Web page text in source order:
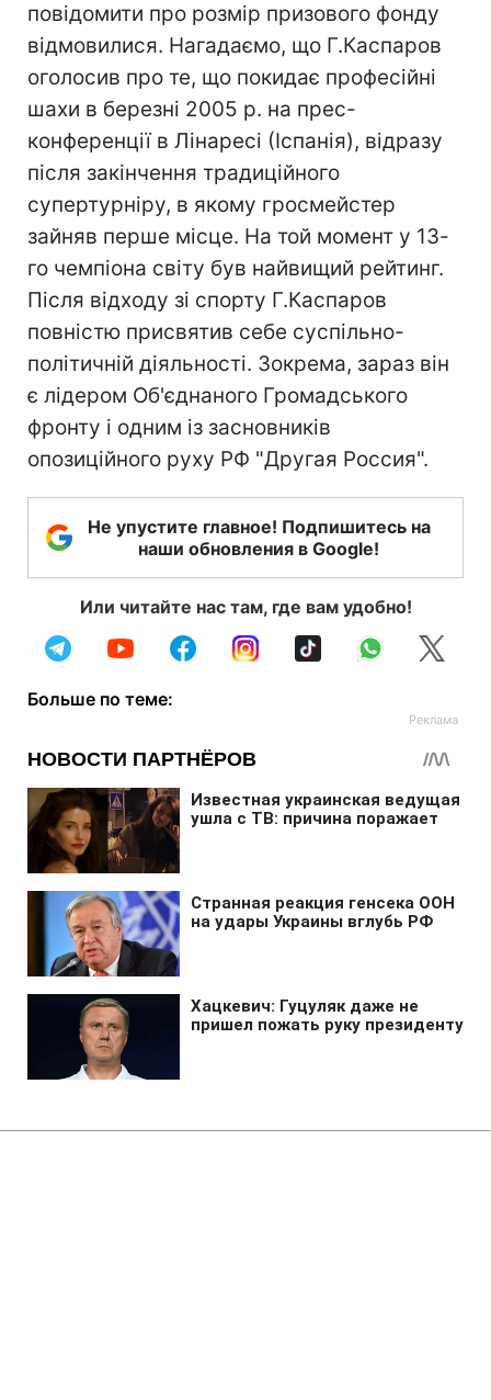
повідомити про розмір призового фонду
відмовилися. Нагадаємо, що Г.Каспаров
оголосив про те, що покидає професійні
шахи в березні 2005 р. на прес-
конференції в Лінаресі (Іспанія), відразу
після закінчення традиційного
супертурніру, в якому гросмейстер
зайняв перше місце. На той момент у 13-
го чемпіона світу був найвищий рейтинг.
Після відходу зі спорту Г.Каспаров
повністю присвятив себе суспільно-
політичній діяльності. Зокрема, зараз він
є лідером Об'єднаного Громадського
фронту і одним із засновників
опозиційного руху РФ "Другая Россия".
Не упустите главное! Подпишитесь на
наши обновления в Google!
Или читайте нас там, где вам удобно!
Больше по теме: